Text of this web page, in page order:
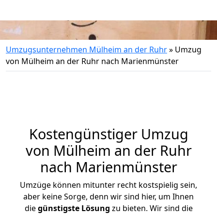
Umzugsunternehmen Mülheim an der Ruhr» Umzug
von Mülheim an der Ruhr nach Marienmünster
Kostengünstiger Umzug
von Mülheim an der Ruhr
nach Marienmünster
Umzüge können mitunter recht kostspielig sein,
aber keine Sorge, denn wir sind hier, um Ihnen
diegünstigste Lösung zu bieten. Wir sind die